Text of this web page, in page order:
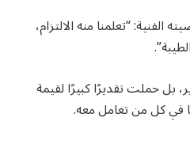
“تعلمنا منه الالتزام،
بل حملت تقديرًا كبيرًا لقيمة
في كل من تعامل معه.